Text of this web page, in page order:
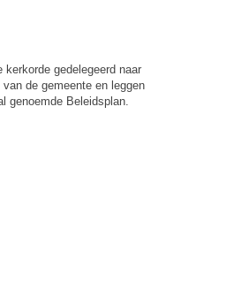
gedelegeerd naar
de gemeente en leggen
genoemde Beleidsplan.